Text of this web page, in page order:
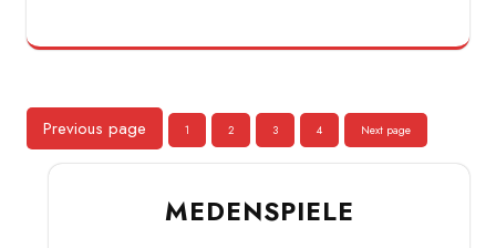
Seitennummerierung
der
Previous page 1 2 3 4 Next page
MEDENSPIELE